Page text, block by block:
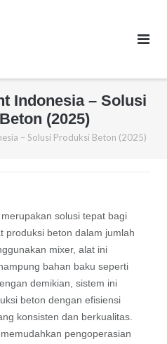
Indonesia – Solusi
(2025)
– Solusi Produksi Beton (2025)
solusi tepat bagi
produksi beton dalam jumlah
mixer, alat ini
bahan baku seperti
demikian, sistem ini
beton dengan efisiensi
konsisten dan berkualitas.
pengoperasian